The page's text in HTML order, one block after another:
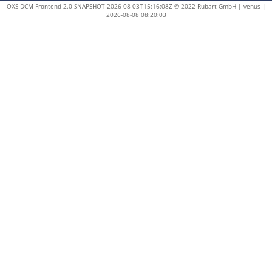
OXS-DCM Frontend 2.0-SNAPSHOT 2026-08-03T15:16:08Z © 2022 Rubart GmbH | venus |
2026-08-08 08:20:03